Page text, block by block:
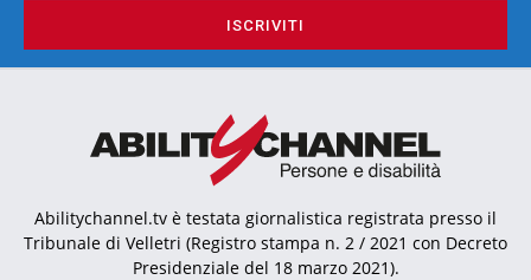
ISCRIVITI
Abilitychannel.tv è testata giornalistica registrata presso il
Tribunale di Velletri (Registro stampa n. 2 / 2021 con Decreto
Presidenziale del 18 marzo 2021).